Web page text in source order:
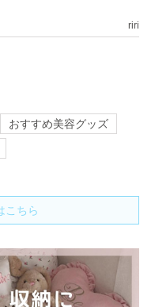
riri
おすすめ美容グッズ
こちら